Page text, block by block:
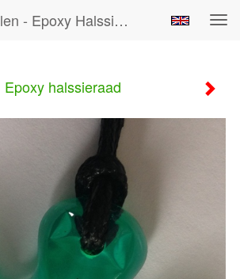
Jolande Vermeulen - Epoxy Halssieraad
Epoxy halssieraad